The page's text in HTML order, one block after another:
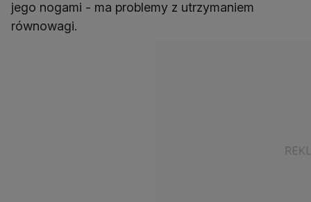
jego nogami - ma problemy z utrzymaniem
równowagi.